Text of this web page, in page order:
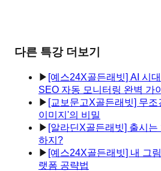
다른 특강 더보기
▶ [예스24X골든래빗] AI 시
SEO 자동 모니터링 완벽 가
▶ [교보문고X골든래빗] 무
이미지'의 비밀
▶ [알라딘X골든래빗] 출시는
하지?
▶ [예스24X골든래빗] 내 그
랫폼 공략법